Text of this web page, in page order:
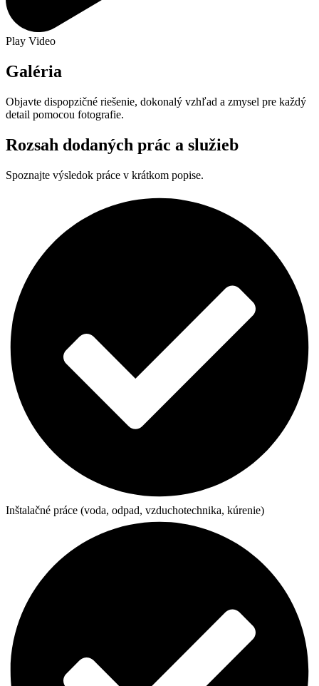
Play Video
Galéria
Objavte dispopzičné riešenie, dokonalý vzhľad a zmysel pre každý
detail pomocou fotografie.
Rozsah dodaných prác a služieb
Spoznajte výsledok práce v krátkom popise.
Inštalačné práce (voda, odpad, vzduchotechnika, kúrenie)